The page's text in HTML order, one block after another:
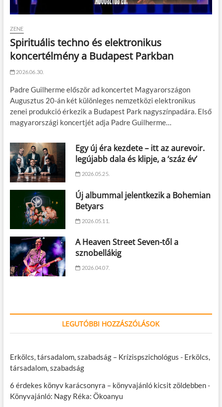
ZENE
Spirituális techno és elektronikus
koncertélmény a Budapest Parkban
2026.06.30.
Padre Guilherme először ad koncertet Magyarországon
Augusztus 20-án két különleges nemzetközi elektronikus
zenei produkció érkezik a Budapest Park nagyszínpadára. Első
magyarországi koncertjét adja Padre Guilherme…
Egy új éra kezdete – itt az aurevoir.
legújabb dala és klipje, a ‘száz év’
2026.05.25.
Új albummal jelentkezik a Bohemian
Betyars
2026.05.11.
A Heaven Street Seven-től a
sznobellákig
2026.04.07.
LEGUTÓBBI HOZZÁSZÓLÁSOK
Erkölcs, társadalom, szabadság – Krízispszichológus - Erkölcs,
társadalom, szabadság
6 érdekes könyv karácsonyra – könyvajánló kicsit zöldebben-
Könyvajánló: Nagy Réka: Ökoanyu